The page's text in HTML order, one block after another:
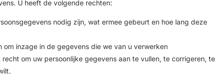
U heeft de volgende rechten:
nodig zijn, wat ermee gebeurt en hoe lang deze
inzage in de gegevens die we van u verwerken
om uw persoonlijke gegevens aan te vullen, te corrigeren, te